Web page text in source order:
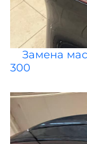
Замена
300